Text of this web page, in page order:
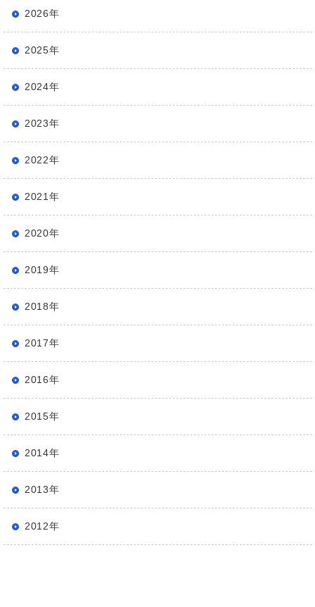
2026年
2025年
2024年
2023年
2022年
2021年
2020年
2019年
2018年
2017年
2016年
2015年
2014年
2013年
2012年